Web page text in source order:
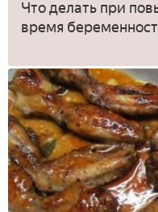
Что делать при
время